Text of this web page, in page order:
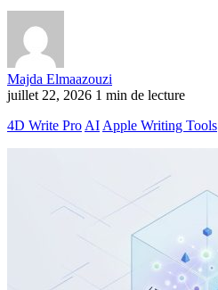
Majda Elmaazouzi
juillet 22, 2026 1 min de lecture
4D Write Pro AI Apple Writing Tools